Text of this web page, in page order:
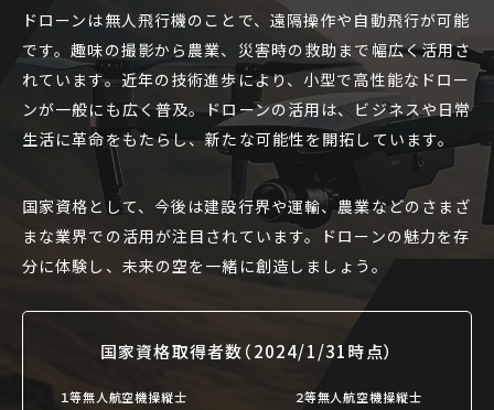
ドローンは無人飛行機のことで、遠隔操作や自動飛行が可能
です。趣味の撮影から農業、災害時の救助まで幅広く活用さ
れています。近年の技術進歩により、小型で高性能なドロー
ンが一般にも広く普及。ドローンの活用は、ビジネスや日常
生活に革命をもたらし、新たな可能性を開拓しています。
国家資格として、今後は建設行界や運輸、農業などのさまざ
まな業界での活用が注目されています。ドローンの魅力を存
分に体験し、未来の空を一緒に創造しましょう。
国家資格取得者数（2024/1/31時点）
１等無人航空機操縦士 ２等無人航空機操縦士